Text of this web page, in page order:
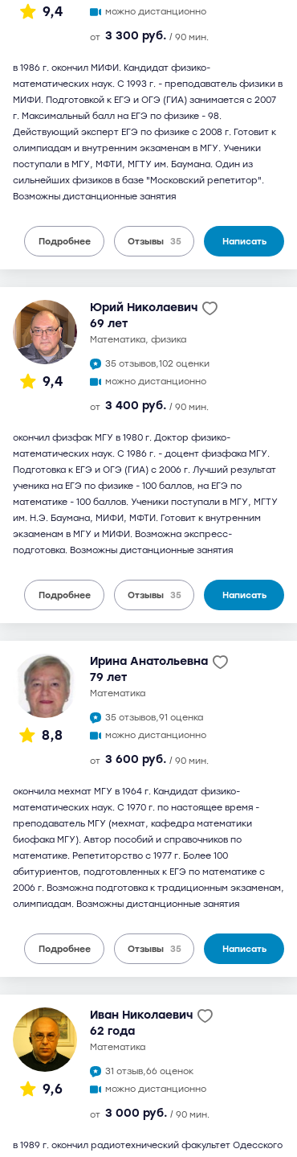
9,4
можно дистанционно
от 3 300 руб. / 90 мин.
в 1986 г. окончил МИФИ. Кандидат физико-
математических наук. С 1993 г. - преподаватель физики в
МИФИ. Подготовкой к ЕГЭ и ОГЭ (ГИА) занимается с 2007
г. Максимальный балл на ЕГЭ по физике - 98.
Действующий эксперт ЕГЭ по физике с 2008 г. Готовит к
олимпиадам и внутренним экзаменам в МГУ. Ученики
поступали в МГУ, МФТИ, МГТУ им. Баумана. Один из
сильнейших физиков в базе "Московский репетитор".
Возможны дистанционные занятия
Подробнее Отзывы 35 Написать
9,4
Юрий Николаевич
69 лет
математика, физика
35 отзывов,102 оценки
можно дистанционно
от 3 400 руб. / 90 мин.
окончил физфак МГУ в 1980 г. Доктор физико-
математических наук. С 1986 г. - доцент физфака МГУ.
Подготовка к ЕГЭ и ОГЭ (ГИА) с 2006 г. Лучший результат
ученика на ЕГЭ по физике - 100 баллов, на ЕГЭ по
математике - 100 баллов. Ученики поступали в МГУ, МГТУ
им. Н.Э. Баумана, МИФИ, МФТИ. Готовит к внутренним
экзаменам в МГУ и МИФИ. Возможна экспресс-
подготовка. Возможны дистанционные занятия
Подробнее Отзывы 35 Написать
8,8
Ирина Анатольевна
79 лет
математика
35 отзывов,91 оценка
можно дистанционно
от 3 600 руб. / 90 мин.
окончила мехмат МГУ в 1964 г. Кандидат физико-
математических наук. С 1970 г. по настоящее время -
преподаватель МГУ (мехмат, кафедра математики
биофака МГУ). Автор пособий и справочников по
математике. Репетиторство с 1977 г. Более 100
абитуриентов, подготовленных к ЕГЭ по математике с
2006 г. Возможна подготовка к традиционным экзаменам,
олимпиадам. Возможны дистанционные занятия
Подробнее Отзывы 35 Написать
9,6
Иван Николаевич
62 года
математика
31 отзыв,66 оценок
можно дистанционно
от 3 000 руб. / 90 мин.
в 1989 г. окончил радиотехнический факультет Одесского